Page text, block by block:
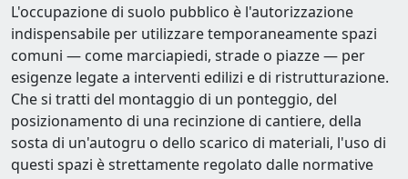
L'occupazione di suolo pubblico è l'autorizzazione
indispensabile per utilizzare temporaneamente spazi
comuni — come marciapiedi, strade o piazze — per
esigenze legate a interventi edilizi e di ristrutturazione.
Che si tratti del montaggio di un ponteggio, del
posizionamento di una recinzione di cantiere, della
sosta di un'autogru o dello scarico di materiali, l'uso di
questi spazi è strettamente regolato dalle normative